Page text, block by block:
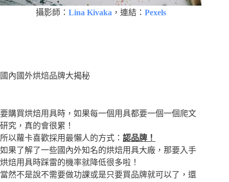
攝影師： Lina Kivaka ，連結： Pexels
國內國外烘焙品牌大揭秘
要購買烘焙用具時，如果每一個用具都要一個一個爬文
研究，真的會很累！
所以蘿卡喜歡採用最懶人的方式： 認品牌！
如果了解了一些國內外知名的烘焙用具大廠，那要入手
烘焙用具時踩雷的機率就降低很多啦！
當然不是說不需要做功課或是只要買品牌就可以了，還